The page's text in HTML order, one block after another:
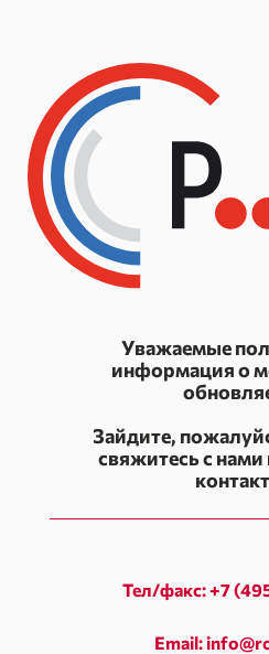
Уважаемые
информация о
Зайдите,
свяжитесь с
Тел/факс: +7
Email: